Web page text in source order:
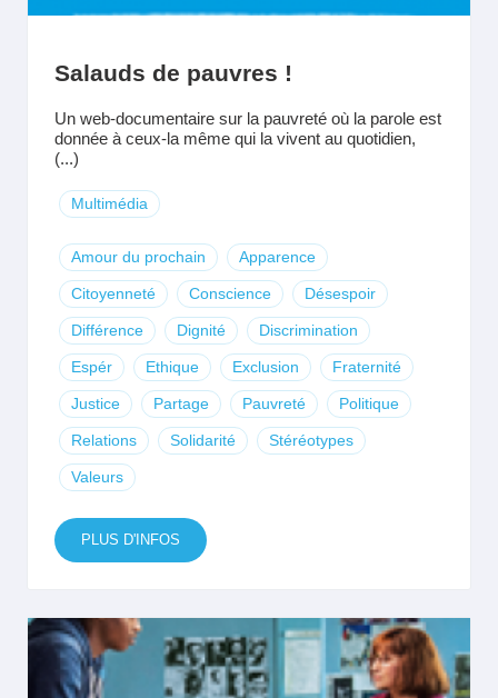
Salauds de pauvres !
Un web-documentaire sur la pauvreté où la parole est
donnée à ceux-la même qui la vivent au quotidien,
(...)
Multimédia
Amour du prochain Apparence
Citoyenneté Conscience Désespoir
Différence Dignité Discrimination
Espér Ethique Exclusion Fraternité
Justice Partage Pauvreté Politique
Relations Solidarité Stéréotypes
Valeurs
PLUS D'INFOS